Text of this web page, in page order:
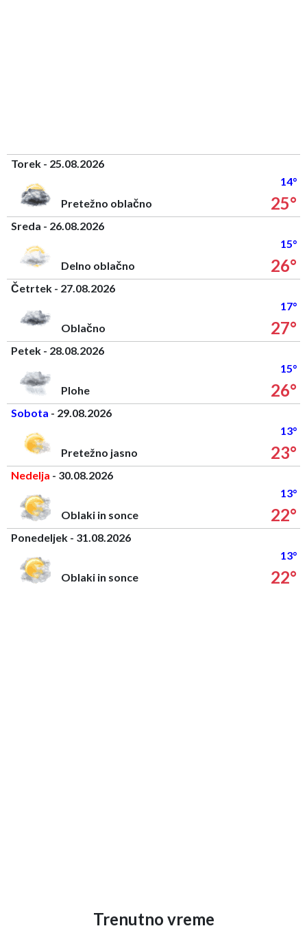
Torek - 25.08.2026
14°
Pretežno oblačno
25°
Sreda - 26.08.2026
15°
Delno oblačno
26°
Četrtek - 27.08.2026
17°
Oblačno
27°
Petek - 28.08.2026
15°
Plohe
26°
Sobota - 29.08.2026
13°
Pretežno jasno
23°
Nedelja - 30.08.2026
13°
Oblaki in sonce
22°
Ponedeljek - 31.08.2026
13°
Oblaki in sonce
22°
Trenutno vreme